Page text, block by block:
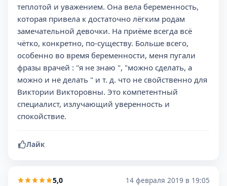
теплотой и уважением. Она вела беременность,
которая привела к достаточно лёгким родам
замечательной девочки. На приёме всегда всё
чётко, конкретно, по-существу. Больше всего,
особенно во время беременности, меня пугали
фразы врачей : "я не знаю ", "можно сделать, а
можно и не делать " и т. д. что не свойственно для
Виктории Викторовны. Это компетентный
специалист, излучающий уверенность и
спокойствие.
Лайк
5,0 14 февраля 2019 в 19:05